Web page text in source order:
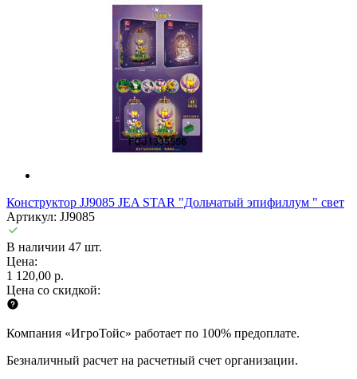
Конструктор JJ9085 JEA STAR "Дольчатый эпифиллум " свет
Артикул: JJ9085
В наличии 47 шт.
Цена:
1 120,00 р.
Цена со скидкой:
Компания «ИгроТойс» работает по 100% предоплате.
Безналичный расчет на расчетный счет организации.